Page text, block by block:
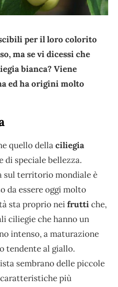
per il loro colorito
ma se vi dicessi che
bianca? Viene
ed ha origini molto
quello dellaciliegia
di speciale bellezza.
sul territorio mondiale è
da essere oggi molto
sta proprio neifruttiche,
ciliegie che hanno un
intenso, a maturazione
tendente al giallo.
sembrano delle piccole
più